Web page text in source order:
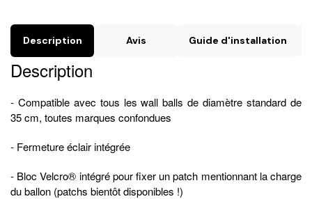
Description Avis Guide d'installation
Description
- Compatible avec tous les wall balls de diamètre standard de
35 cm, toutes marques confondues
- Fermeture éclair intégrée
- Bloc Velcro® intégré pour fixer un patch mentionnant la charge
du ballon (patchs bientôt disponibles !)